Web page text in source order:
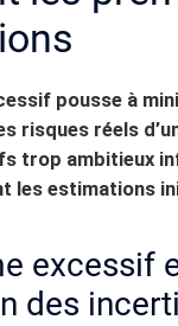
pousse à
risques réels
trop ambitieux
les estimations
excessif
des